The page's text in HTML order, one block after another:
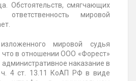
Обстоятельств, смягчающих
ответственность мировой
мировой судья
что в отношении ООО «Форест»
наказание в
ч. 4 ст. 13.11 КоАП РФ в виде